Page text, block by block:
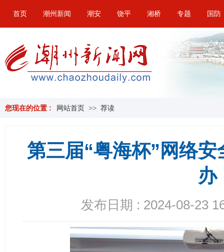
首页 潮州新闻 潮安 饶平 湘桥 专题 国防
您现在的位置 : 网站首页 >> 荐读
第三届“粤海杯”网络
办
发布日期 : 2024-08-23